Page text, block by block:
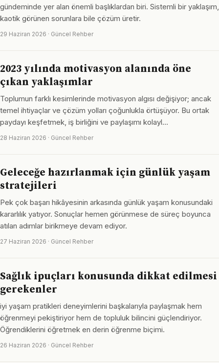
gündeminde yer alan önemli başlıklardan biri. Sistemli bir yaklaşım,
kaotik görünen sorunlara bile çözüm üretir.
29 Haziran 2026 · Güncel Rehber
2023 yılında motivasyon alanında öne
çıkan yaklaşımlar
Toplumun farklı kesimlerinde motivasyon algısı değişiyor; ancak
temel ihtiyaçlar ve çözüm yolları çoğunlukla örtüşüyor. Bu ortak
paydayı keşfetmek, iş birliğini ve paylaşımı kolayl…
28 Haziran 2026 · Güncel Rehber
Geleceğe hazırlanmak için günlük yaşam
stratejileri
Pek çok başarı hikâyesinin arkasında günlük yaşam konusundaki
kararlılık yatıyor. Sonuçlar hemen görünmese de süreç boyunca
atılan adımlar birikmeye devam ediyor.
27 Haziran 2026 · Güncel Rehber
Sağlık ipuçları konusunda dikkat edilmesi
gerekenler
iyi yaşam pratikleri deneyimlerini başkalarıyla paylaşmak hem
öğrenmeyi pekiştiriyor hem de topluluk bilincini güçlendiriyor.
Öğrendiklerini öğretmek en derin öğrenme biçimi.
26 Haziran 2026 · Güncel Rehber